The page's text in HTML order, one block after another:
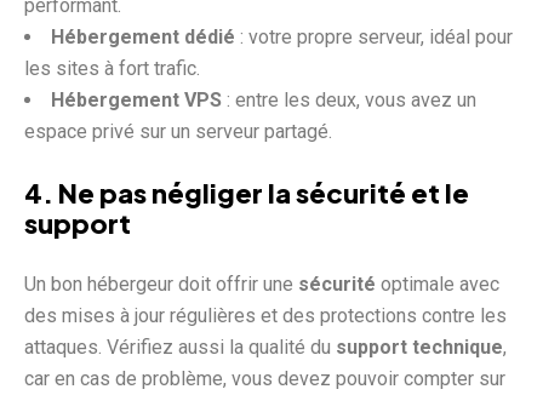
performant.
Hébergement dédié : votre propre serveur, idéal pour
les sites à fort trafic.
Hébergement VPS : entre les deux, vous avez un
espace privé sur un serveur partagé.
4. Ne pas négliger la sécurité et le
support
Un bon hébergeur doit offrir une sécurité optimale avec
des mises à jour régulières et des protections contre les
attaques. Vérifiez aussi la qualité du support technique,
car en cas de problème, vous devez pouvoir compter sur